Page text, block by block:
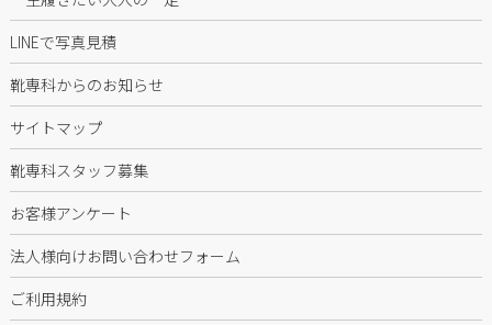
LINEで写真見積
靴専科からのお知らせ
サイトマップ
靴専科スタッフ募集
お客様アンケート
法人様向けお問い合わせフォーム
ご利用規約